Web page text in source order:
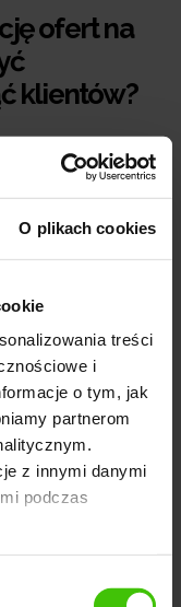
O plikach cookies
treści
i
o tym, jak
partnerom
z innymi danymi
podczas
ofert na
klientów?
ofert na
do właściwej
potencjał
kupujących.
słowa
i zwiększyć
użycie słów
opisach i meta
kolejności. Na